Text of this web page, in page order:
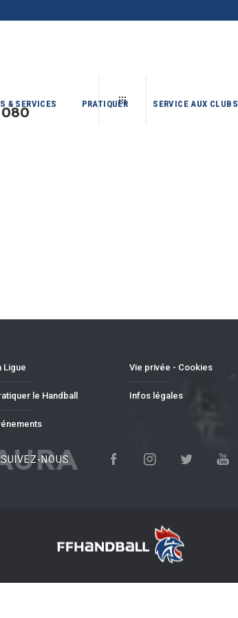
& SERVICES PRATIQUER SERVICE AUX CLUBS
Ligue
le Handball
Vie privée - Cookies
Infos légales
SUIVEZ-NOUS